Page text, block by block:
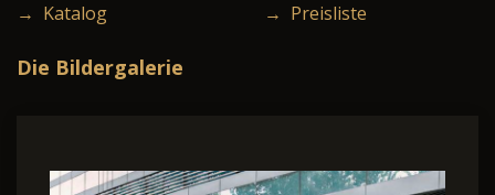
→ Katalog → Preisliste
Die Bildergalerie